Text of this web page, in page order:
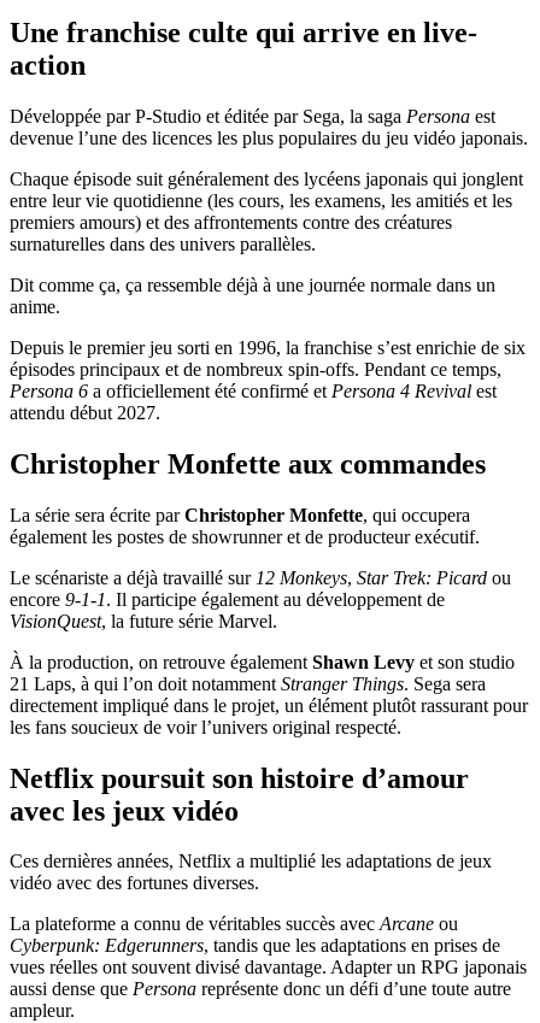
Une franchise culte qui arrive en live-
action
Développée par P-Studio et éditée par Sega, la saga Persona est
devenue l’une des licences les plus populaires du jeu vidéo japonais.
Chaque épisode suit généralement des lycéens japonais qui jonglent
entre leur vie quotidienne (les cours, les examens, les amitiés et les
premiers amours) et des affrontements contre des créatures
surnaturelles dans des univers parallèles.
Dit comme ça, ça ressemble déjà à une journée normale dans un
anime.
Depuis le premier jeu sorti en 1996, la franchise s’est enrichie de six
épisodes principaux et de nombreux spin-offs. Pendant ce temps,
Persona 6 a officiellement été confirmé et Persona 4 Revival est
attendu début 2027.
Christopher Monfette aux commandes
La série sera écrite parChristopher Monfette, qui occupera
également les postes de showrunner et de producteur exécutif.
Le scénariste a déjà travaillé sur 12 Monkeys, Star Trek: Picard ou
encore 9-1-1. Il participe également au développement de
VisionQuest, la future série Marvel.
À la production, on retrouve également Shawn Levy et son studio
21 Laps, à qui l’on doit notamment Stranger Things. Sega sera
directement impliqué dans le projet, un élément plutôt rassurant pour
les fans soucieux de voir l’univers original respecté.
Netflix poursuit son histoire d’amour
avec les jeux vidéo
Ces dernières années, Netflix a multiplié les adaptations de jeux
vidéo avec des fortunes diverses.
La plateforme a connu de véritables succès avecArcane ou
Cyberpunk: Edgerunners, tandis que les adaptations en prises de
vues réelles ont souvent divisé davantage. Adapter un RPG japonais
aussi dense que Persona représente donc un défi d’une toute autre
ampleur.